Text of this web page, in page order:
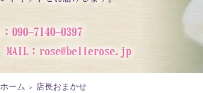
ホーム ＞
店長おまかせ